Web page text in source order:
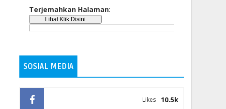
Terjemahkan Halaman:
SOSIAL MEDIA
10.5k
Likes